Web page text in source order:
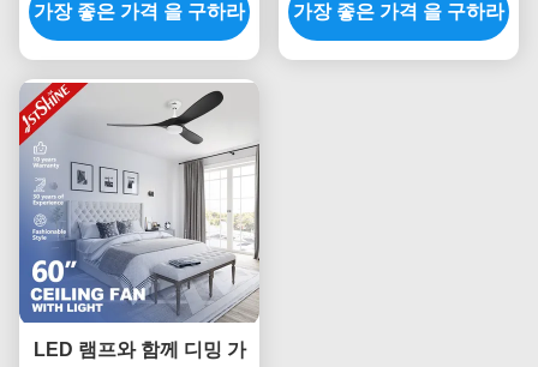
가장 좋은 가격 을 구하라
기 에너지
가장 좋은 가격 을 구하라
LED 램프와 함께 디밍 가